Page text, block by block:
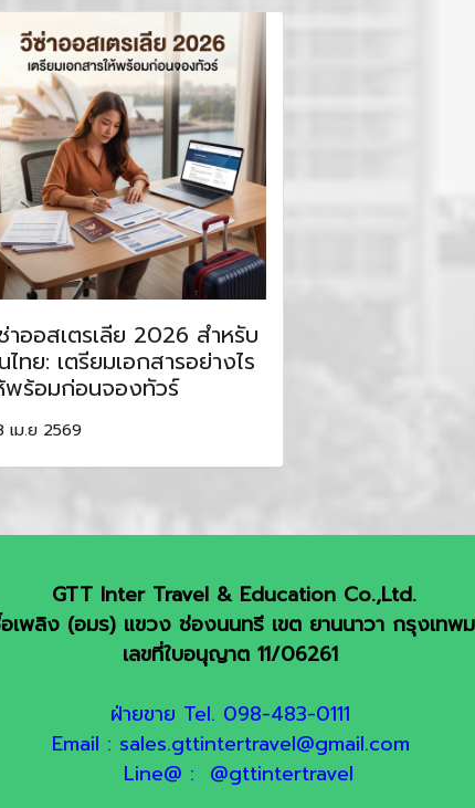
าออสเตรเลีย 2026 สำหรับ
ไทย: เตรียมเอกสารอย่างไร
พร้อมก่อนจองทัวร์
เม.ย 2569
GTT Inter Travel & Education Co.,Ltd.
เพลิง (อมร) แขวง ช่องนนทรี เขต ยานนาวา กรุงเทพ
เลขที่ใบอนุญาต 11/06261
ฝ่ายขาย Tel. 098-483-0111
Email : sales.gttintertravel@gmail.com
Line@ : @gttintertravel